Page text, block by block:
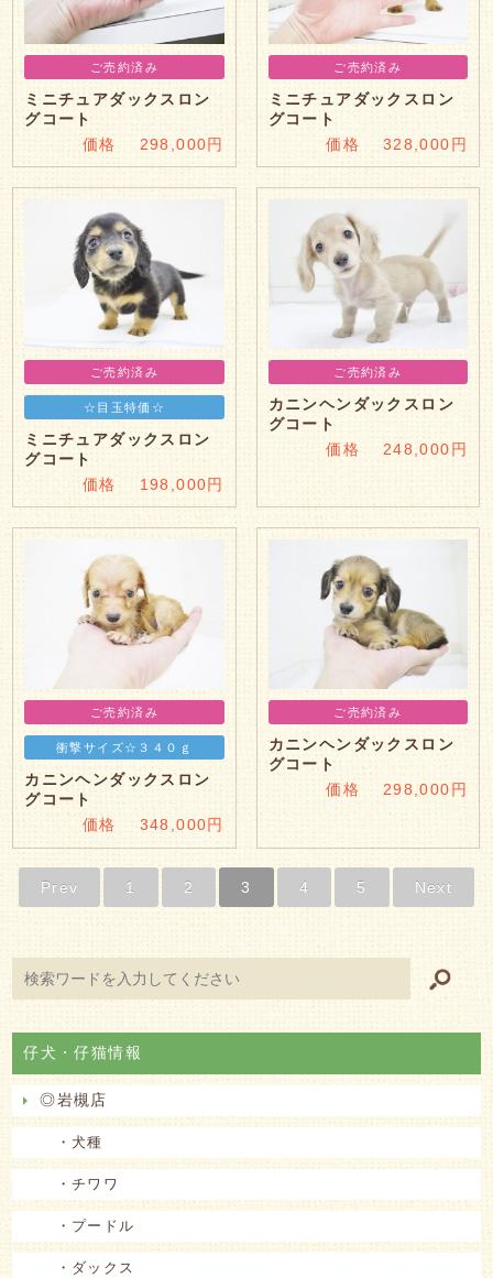
ご売約済み
ミニチュアダックスロン
グコート
価格 298,000円
ご売約済み
ミニチュアダックスロン
グコート
価格 328,000円
ご売約済み
☆目玉特価☆
ミニチュアダックスロン
グコート
価格 198,000円
ご売約済み
カニンヘンダックスロン
グコート
価格 248,000円
ご売約済み
衝撃サイズ☆３４０ｇ
カニンヘンダックスロン
グコート
価格 348,000円
ご売約済み
カニンヘンダックスロン
グコート
価格 298,000円
Prev 1 2 3 4 5 Next
仔犬・仔猫情報
◎岩槻店
・犬種
・チワワ
・プードル
・ダックス